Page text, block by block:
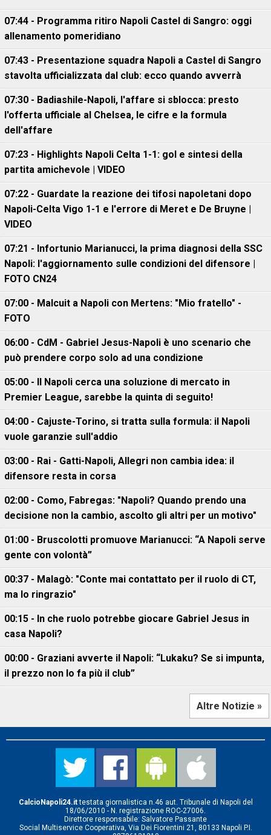
07:44 - Programma ritiro Napoli Castel di Sangro: oggi
allenamento pomeridiano
07:43 - Presentazione squadra Napoli a Castel di Sangro
stavolta ufficializzata dal club: ecco quando avverrà
07:30 - Badiashile-Napoli, l'affare si sblocca: presto
l'offerta ufficiale al Chelsea, le cifre e la formula
dell'affare
07:23 - Highlights Napoli Celta 1-1: gol e sintesi della
partita amichevole | VIDEO
07:22 - Guardate la reazione dei tifosi napoletani dopo
Napoli-Celta Vigo 1-1 e l'errore di Meret e De Bruyne |
VIDEO
07:21 - Infortunio Marianucci, la prima diagnosi della SSC
Napoli: l'aggiornamento sulle condizioni del difensore |
FOTO CN24
07:00 - Malcuit a Napoli con Mertens: "Mio fratello" -
FOTO
06:00 - CdM - Gabriel Jesus-Napoli è uno scenario che
può prendere corpo solo ad una condizione
05:00 - Il Napoli cerca una soluzione di mercato in
Premier League, sarebbe la quinta di seguito!
04:00 - Cajuste-Torino, si tratta sulla formula: il Napoli
vuole garanzie sull'addio
03:00 - Rai - Gatti-Napoli, Allegri non cambia idea: il
difensore resta in corsa
02:00 - Como, Fabregas: "Napoli? Quando prendo una
decisione non la cambio, ascolto gli altri per un motivo"
01:00 - Bruscolotti promuove Marianucci: “A Napoli serve
gente con volontà”
00:37 - Malagò: "Conte mai contattato per il ruolo di CT,
ma lo ringrazio"
00:15 - In che ruolo potrebbe giocare Gabriel Jesus in
casa Napoli?
00:00 - Graziani avverte il Napoli: “Lukaku? Se si impunta,
il prezzo non lo fa più il club”
Altre Notizie »
CalcioNapoli24.ittestata giornalistica n.46 aut. Tribunale di Napoli del
18/06/2010 - N. registrazione ROC-27006.
Direttore responsabile: Salvatore Passante
Social Multiservice Cooperativa, Via Dei Fiorentini 21, 80133 Napoli P.I.